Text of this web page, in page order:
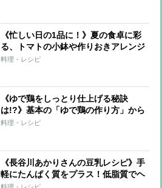
《忙しい日の1品に！》夏の食卓に彩
る、トマトの小鉢や作りおきアレンジ
レシピ
料理・レシピ
《ゆで鶏をしっとり仕上げる秘訣
は!?》基本の「ゆで鶏の作り方」から
アレンジ7変化レシピまで
料理・レシピ
《長谷川あかりさんの豆乳レシピ》手
軽にたんぱく質をプラス！低脂質でヘ
ルシーな朝昼晩の3品